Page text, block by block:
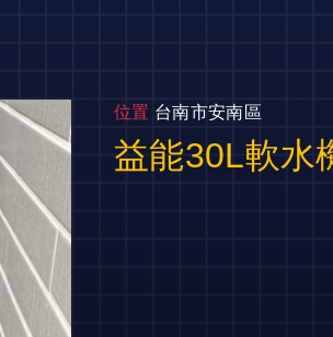
位置 台南市安南區
益能30L軟水